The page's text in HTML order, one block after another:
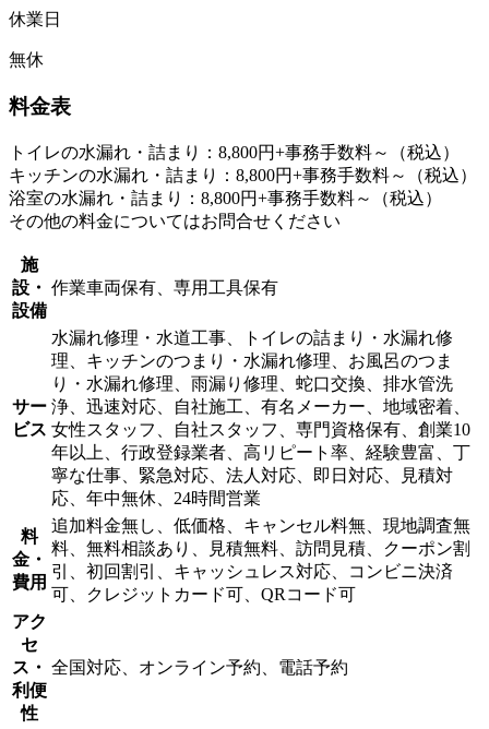
休業日
無休
料金表
トイレの水漏れ・詰まり：8,800円+事務手数料～（税込）
キッチンの水漏れ・詰まり：8,800円+事務手数料～（税込）
浴室の水漏れ・詰まり：8,800円+事務手数料～（税込）
その他の料金についてはお問合せください
施
設・
設備
作業車両保有、専用工具保有
サー
ビス
水漏れ修理・水道工事、トイレの詰まり・水漏れ修
理、キッチンのつまり・水漏れ修理、お風呂のつま
り・水漏れ修理、雨漏り修理、蛇口交換、排水管洗
浄、迅速対応、自社施工、有名メーカー、地域密着、
女性スタッフ、自社スタッフ、専門資格保有、創業10
年以上、行政登録業者、高リピート率、経験豊富、丁
寧な仕事、緊急対応、法人対応、即日対応、見積対
応、年中無休、24時間営業
料
金・
費用
追加料金無し、低価格、キャンセル料無、現地調査無
料、無料相談あり、見積無料、訪問見積、クーポン割
引、初回割引、キャッシュレス対応、コンビニ決済
可、クレジットカード可、QRコード可
アク
セ
ス・
利便
性
全国対応、オンライン予約、電話予約